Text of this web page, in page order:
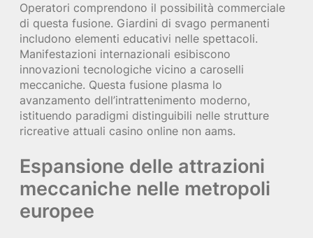
Operatori comprendono il possibilità commerciale
di questa fusione. Giardini di svago permanenti
includono elementi educativi nelle spettacoli.
Manifestazioni internazionali esibiscono
innovazioni tecnologiche vicino a caroselli
meccaniche. Questa fusione plasma lo
avanzamento dell’intrattenimento moderno,
istituendo paradigmi distinguibili nelle strutture
ricreative attuali casino online non aams.
Espansione delle attrazioni
meccaniche nelle metropoli
europee